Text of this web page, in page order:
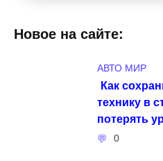
Новое на сайте:
АВТО МИР
Как
технику в
потерять
0